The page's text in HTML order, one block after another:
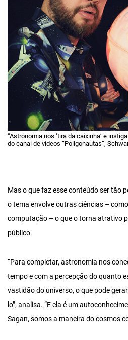
“Astronomia nos ‘tira da caixinha’ e
do canal de vídeos “Poligonautas”,
Mas o que faz esse conteúdo ser tão
o tema envolve outras ciências –
computação – o que o torna atrativo
público.
“Para completar, astronomia nos
tempo e com a percepção do quanto
vastidão do universo, o que pode
lo”, analisa. “E ela é um
Sagan, somos a maneira do cosmos